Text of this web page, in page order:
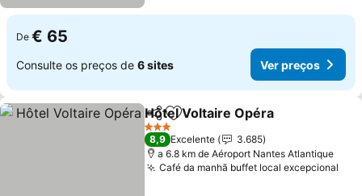
De € 65
Consulte os preços de 6 sites Ver preços
PartilharAdicionar aos favoritos
Hôtel Voltaire Opéra
3 Estrelas
8,9 Excelente
3.685
a 6.8 km de Aéroport Nantes Atlantique
Café da manhã buffet local excepcional